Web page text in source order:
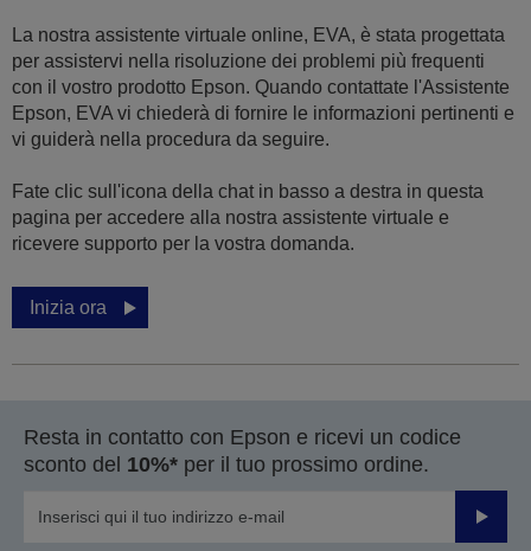
La nostra assistente virtuale online, EVA, è stata progettata
per assistervi nella risoluzione dei problemi più frequenti
con il vostro prodotto Epson. Quando contattate l'Assistente
Epson, EVA vi chiederà di fornire le informazioni pertinenti e
vi guiderà nella procedura da seguire.
Fate clic sull'icona della chat in basso a destra in questa
pagina per accedere alla nostra assistente virtuale e
ricevere supporto per la vostra domanda.
Inizia ora
Resta in contatto con Epson e ricevi un codice
sconto del 10%* per il tuo prossimo ordine.
Invia